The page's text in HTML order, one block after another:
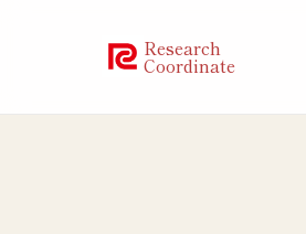
Research
Coordinate